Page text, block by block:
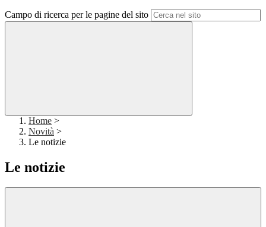
Campo di ricerca per le pagine del sito
Home >
Novità >
Le notizie
Le notizie